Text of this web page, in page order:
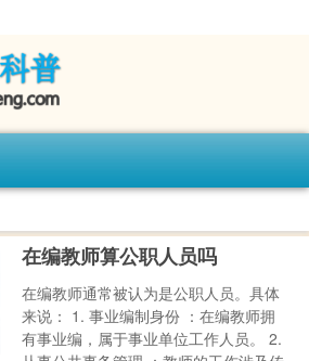
在编教师算公职人员吗
在编教师通常被认为是公职人员。具体
来说： 1. 事业编制身份 ：在编教师拥
有事业编，属于事业单位工作人员。 2.